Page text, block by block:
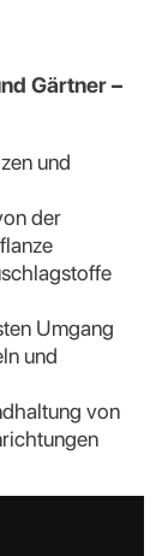
Gärtner –
und
der
Umgang
und
von